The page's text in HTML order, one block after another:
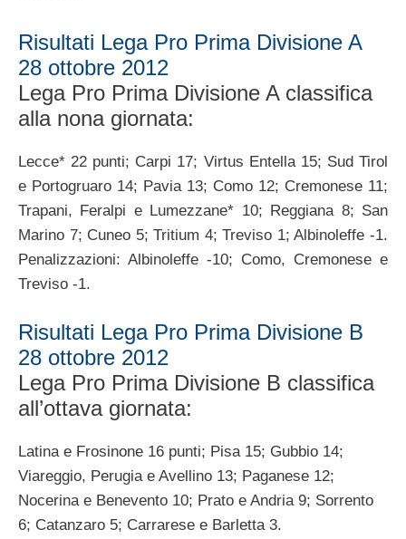
Risultati Lega Pro Prima Divisione A
28 ottobre 2012
Lega Pro Prima Divisione A classifica
alla nona giornata:
Lecce* 22 punti; Carpi 17; Virtus Entella 15; Sud Tirol
e Portogruaro 14; Pavia 13; Como 12; Cremonese 11;
Trapani, Feralpi e Lumezzane* 10; Reggiana 8; San
Marino 7; Cuneo 5; Tritium 4; Treviso 1; Albinoleffe -1.
Penalizzazioni: Albinoleffe -10; Como, Cremonese e
Treviso -1.
Risultati Lega Pro Prima Divisione B
28 ottobre 2012
Lega Pro Prima Divisione B classifica
all’ottava giornata:
Latina e Frosinone 16 punti; Pisa 15; Gubbio 14;
Viareggio, Perugia e Avellino 13; Paganese 12;
Nocerina e Benevento 10; Prato e Andria 9; Sorrento
6; Catanzaro 5; Carrarese e Barletta 3.